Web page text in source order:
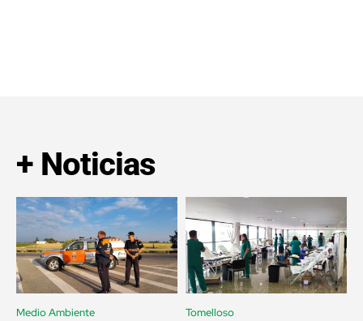
+ Noticias
Medio Ambiente Tomelloso